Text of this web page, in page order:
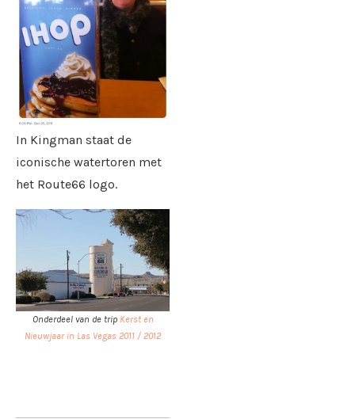
In Kingman staat de
iconische watertoren met
het Route66 logo.
Onderdeel van de trip Kerst en
Nieuwjaar in Las Vegas 2011 / 2012